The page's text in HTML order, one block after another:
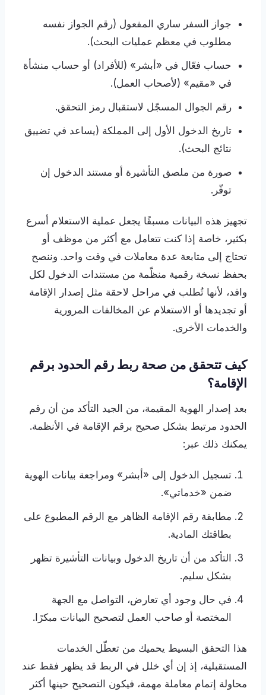
جواز السفر ساري المفعول (رقم الجواز نفسه
مطلوب في معظم عمليات البحث).
حساب فعّال في «أبشر» (للأفراد) أو حساب منشأة
في «مقيم» (لأصحاب العمل).
رقم الجوال المسجّل لاستقبال رمز التحقق.
تاريخ الدخول الأول إلى المملكة (يساعد في تضييق
نتائج البحث).
صورة من ملصق التأشيرة أو مستند الدخول إن
توفّر.
تجهيز هذه البيانات مسبقًا يجعل عملية الاستعلام أسرع
بكثير، خاصة إذا كنت تتعامل مع أكثر من موظف أو
تحتاج إلى متابعة عدة معاملات في وقت واحد. وننصح
بحفظ نسخة رقمية منظّمة من مستندات الدخول لكل
وافد، لأنها تُطلب في مراحل لاحقة مثل إصدار الإقامة
أو تجديدها أو الاستعلام عن المخالفات المرورية
والخدمات الأخرى.
كيف تتحقق من صحة ربط رقم الحدود برقم
الإقامة؟
بعد إصدار الهوية المقيمة، من الجيد التأكد من أن رقم
الحدود مرتبط بشكل صحيح برقم الإقامة في الأنظمة.
يمكنك ذلك عبر:
تسجيل الدخول إلى «أبشر» ومراجعة بيانات الهوية
ضمن «خدماتي».
مطابقة رقم الإقامة الظاهر مع الرقم المطبوع على
بطاقتك المادية.
التأكد من أن تاريخ الدخول وبيانات التأشيرة تظهر
بشكل سليم.
في حال وجود أي تعارض، التواصل مع الجهة
المختصة أو صاحب العمل لتصحيح البيانات مبكرًا.
هذا التحقق البسيط يحميك من تعطّل الخدمات
المستقبلية، إذ إن أي خلل في الربط قد يظهر فقط عند
محاولة إتمام معاملة مهمة، فيكون التصحيح حينها أكثر